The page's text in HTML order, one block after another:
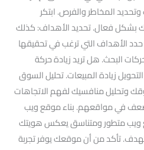
المخاطر والفرص. ابتكر
بشكل فعال. تحديد الأهداف: كذلك
حدد الأهداف التي ترغب في تحقيقها
البحث. هل تريد زيادة حركة
زيادة المبيعات. تحليل السوق
وتحليل منافسيك لفهم الاتجاهات
في مواقعهم. بناء موقع ويب
ويب متطور ومتناسق يعكس هويتك
تأكد من أن موقعك يوفر تجربة